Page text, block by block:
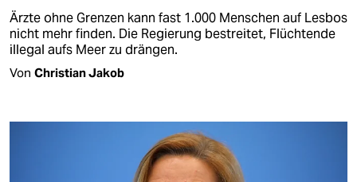
Ärzte ohne Grenzen kann fast 1.000 Menschen auf Lesbos
nicht mehr finden. Die Regierung bestreitet, Flüchtende
illegal aufs Meer zu drängen.
Von Christian Jakob